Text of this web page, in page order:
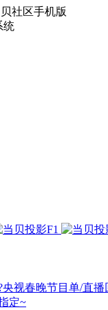
社区手机版
统
视春晚节目单/直播
定~